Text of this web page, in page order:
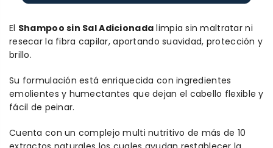
El Shampoo sin Sal Adicionada limpia sin maltratar ni
resecar la fibra capilar, aportando suavidad, protección y
brillo.
Su formulación está enriquecida con ingredientes
emolientes y humectantes que dejan el cabello flexible y
fácil de peinar.
Cuenta con un complejo multi nutritivo de más de 10